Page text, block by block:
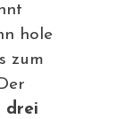
hole
zum
drei